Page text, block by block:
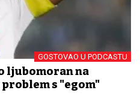
GOSTOVAO U PODCASTU
ljubomoran na
problem s "egom"